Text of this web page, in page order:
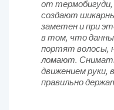
от
создают
заметен и при
в том, что
портят волосы,
ломают.
движением руки,
правильно